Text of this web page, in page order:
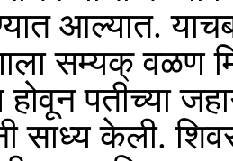
आल्यात.
सम्यक् वळण
पतीच्या
साध्य केली.